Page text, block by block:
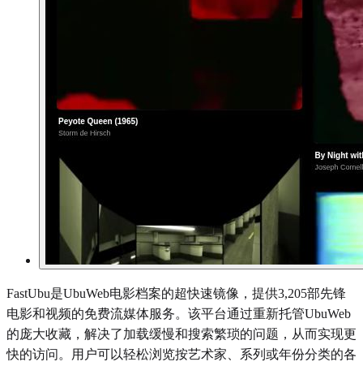
FastUbu是UbuWeb电影档案的超快速镜像，提供3,205部先锋
电影和视频的免费流媒体服务。该平台通过重新托管UbuWeb
的庞大收藏，解决了加载缓慢和搜索繁琐的问题，从而实现更
快的访问。用户可以轻松浏览按艺术家、系列或年份分类的各